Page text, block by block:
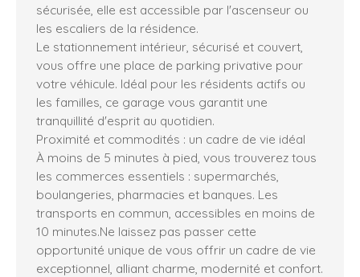
sécurisée, elle est accessible par l'ascenseur ou
les escaliers de la résidence.
Le stationnement intérieur, sécurisé et couvert,
vous offre une place de parking privative pour
votre véhicule. Idéal pour les résidents actifs ou
les familles, ce garage vous garantit une
tranquillité d'esprit au quotidien.
Proximité et commodités : un cadre de vie idéal
À moins de 5 minutes à pied, vous trouverez tous
les commerces essentiels : supermarchés,
boulangeries, pharmacies et banques. Les
transports en commun, accessibles en moins de
10 minutes.Ne laissez pas passer cette
opportunité unique de vous offrir un cadre de vie
exceptionnel, alliant charme, modernité et confort.